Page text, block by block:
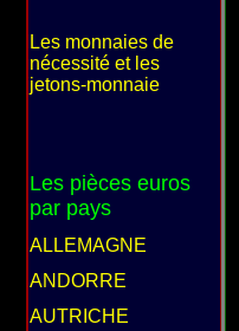
Les monnaies de
nécessité et les
jetons-monnaie
Les pièces euros
par pays
ALLEMAGNE
ANDORRE
AUTRICHE